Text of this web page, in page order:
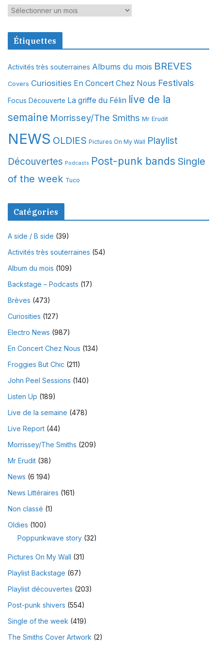
A
c
v
e
Étiquettes
Activités très souterraines Albums du mois BREVES
Covers Curiosities En Concert Chez Nous Festivals
Focus Découverte La griffe du Félin live de la
semaine Morrissey/The Smiths Mr Erudit
NEWS OLDIES Pictures On My Wall Playlist
Découvertes Podcasts Post-punk bands Single
of the week Tuco
Catégories
A side / B side (39)
Activités très souterraines (54)
Album du mois (109)
Backstage – Podcasts (17)
Brèves (473)
Curiosities (127)
Electro News (987)
En Concert Chez Nous (134)
Froggies But Chic (211)
John Peel Sessions (140)
Listen Up (189)
Live de la semaine (478)
Live Report (44)
Morrissey/The Smiths (209)
Mr Erudit (38)
News (6 194)
News Littéraires (161)
Non classé (1)
Oldies (100)
Poppunkwave story (32)
Pictures On My Wall (31)
Playlist Backstage (67)
Playlist découvertes (203)
Post-punk shivers (554)
Single of the week (419)
The Smiths Cover Artwork (2)